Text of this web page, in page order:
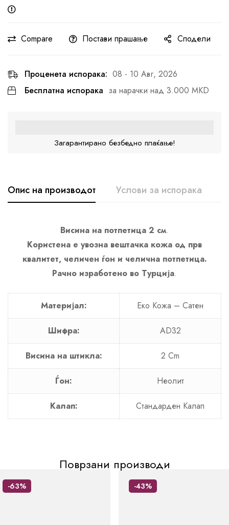
Compare Постави прашање Сподели
Проценета испорака: 08 - 10 Авг, 2026
Бесплатна испорака за нарачки над 3.000 MKD
Загарантирано безбедно плаќање!
Опис на производот Услови за испорака
Висина на потпетица 2 см.
Користена е увозна вештачка кожа од прв
квалитет, челичен ѓон и челична потпетица.
Рачно изработено во Турција.
Материјал: Еко Кожa – Сатен
Шифра: AD32
Висина на штикла: 2 Cm
Ѓон: Неолит
Калап: Стандарден Калап
Поврзани производи
-63% -43%